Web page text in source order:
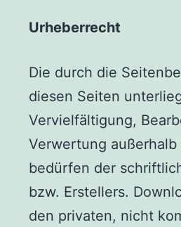
Urheberrecht
Die durch die
diesen Seiten
Vervielfältigung,
Verwertung
bedürfen der
bzw. Erstellers.
den privaten, nicht